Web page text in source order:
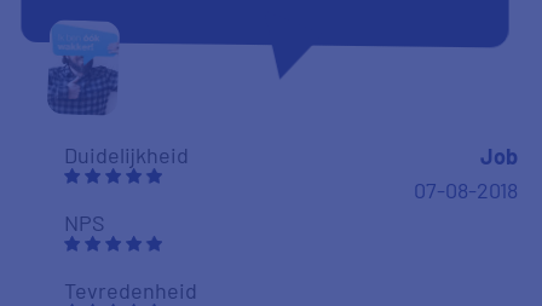
Duidelijkheid
NPS
Tevredenheid
Job
07-08-2018